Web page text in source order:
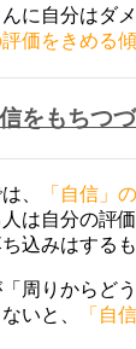
に自分はダ
価をきめる
をもちつ
、 「自信」
は自分の評
込みはするも
周りからど
いと、
「自